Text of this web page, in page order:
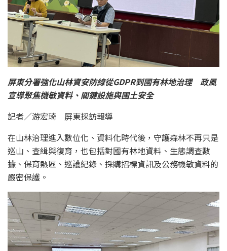
屏東分署強化山林資安防線從GDPR到國有林地治理 政風
宣導聚焦機敏資料、關鍵設施與國土安全
記者／游宏琦 屏東採訪報導
在山林治理進入數位化、資料化時代後，守護森林不再只是
巡山、查緝與復育，也包括對國有林地資料、生態調查數
據、保育熱區、巡護紀錄、採購招標資訊及公務機敏資料的
嚴密保護。